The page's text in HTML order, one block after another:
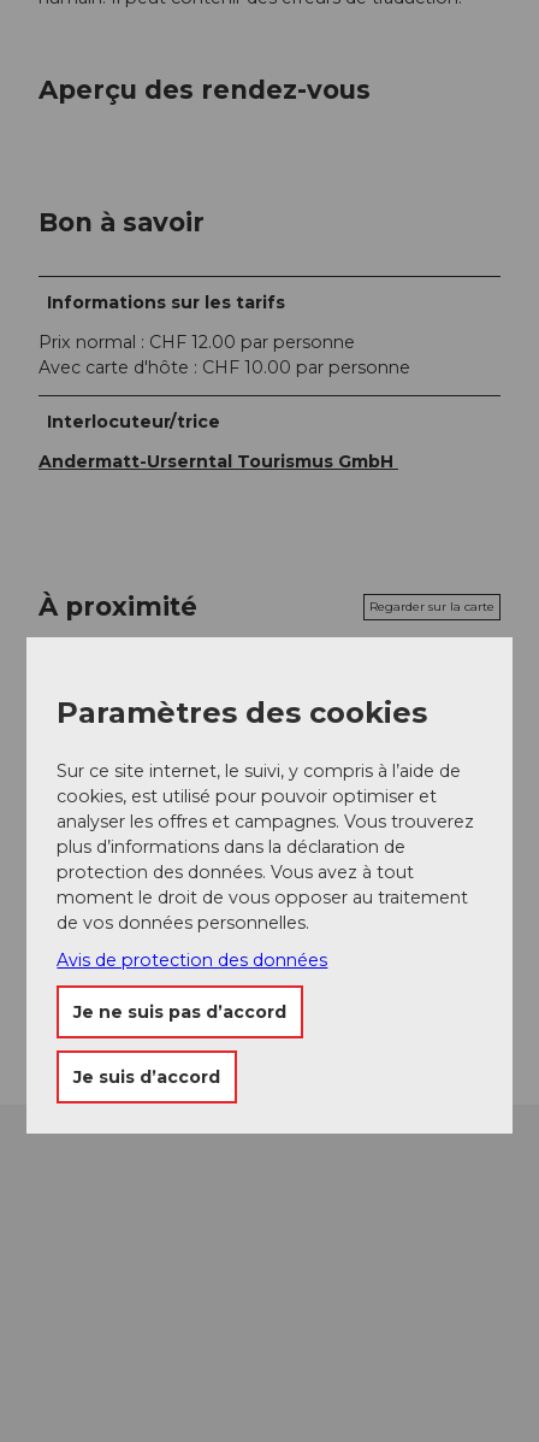
Aperçu des rendez-vous
Bon à savoir
Informations sur les tarifs
Prix normal : CHF 12.00 par personne
Avec carte d'hôte : CHF 10.00 par personne
Interlocuteur/trice
Andermatt-Urserntal Tourismus GmbH
À proximité Regarder sur la carte
Emplacement de l'événement
Kirchgasse
6490 Andermatt
Website
Arrivée
Paramètres des cookies
Sur ce site internet, le suivi, y compris à l’aide de
cookies, est utilisé pour pouvoir optimiser et
analyser les offres et campagnes. Vous trouverez
plus d’informations dans la déclaration de
protection des données. Vous avez à tout
moment le droit de vous opposer au traitement
de vos données personnelles.
Avis de protection des données
Je ne suis pas d’accord
Je suis d’accord